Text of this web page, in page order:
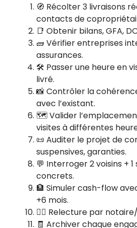
🧭 Récolter 3 livraisons
contacts de
📑 Obtenir bilans, GFA,
🧱 Vérifier entreprises
assurances.
🛠️ Passer une heure en
livré.
📸 Contrôler la
avec l’existant.
🗺️ Valider
visites à différentes
📜 Auditer le projet de
suspensives, garanties.
💬 Interroger 2 voisins +
concrets.
🏦 Simuler cash-flow
+6 mois.
🧑‍⚖️ Relecture par
🧾 Archiver chaque